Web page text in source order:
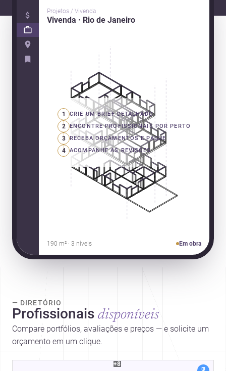
Projetos / Vivenda
Vivenda · Rio de Janeiro
1 CRIE UM BRIEF DETALHADO
2 ENCONTRE PROFISSIONAIS POR PERTO
3 RECEBA ORÇAMENTOS E PAGUE
4 ACOMPANHE AS REVISÕES
190 m² · 3 níveis Em obra
— DIRETÓRIO
Profissionais disponíveis
Compare portfólios, avaliações e preços — e solicite um
orçamento em um clique.
+8